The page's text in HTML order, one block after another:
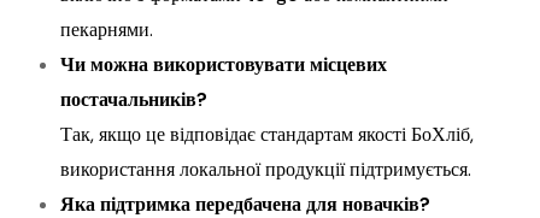
пекарнями.
Чи можна використовувати місцевих
постачальників?
Так, якщо це відповідає стандартам якості БоХліб,
використання локальної продукції підтримується.
Яка підтримка передбачена для новачків?